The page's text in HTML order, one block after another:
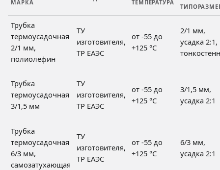
МАРКА
ТЕМПЕРАТУРА
Трубка
термоусадочная
2/1 мм,
полиолефин
ТУ
изготовителя,
ТР ЕАЭС
от -55 до
+125 °C
2/1 мм,
усадка 2:1,
Трубка
термоусадочная
3/1,5 мм
ТУ
изготовителя,
ТР ЕАЭС
от -55 до
+125 °C
3/1,5 мм,
усадка 2:1
Трубка
термоусадочная
6/3 мм,
самозатухающая
ТУ
изготовителя,
ТР ЕАЭС
от -55 до
+125 °C
6/3 мм,
усадка 2:1